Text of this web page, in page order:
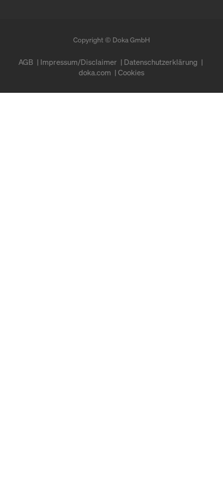
Copyright © Doka GmbH
AGB Impressum/Disclaimer
Datenschutzerklärung
doka.com
Cookies